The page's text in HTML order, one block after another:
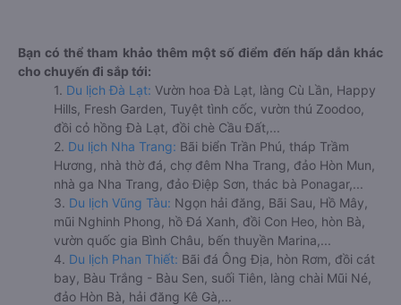
Bạn có thể tham khảo thêm một số điểm đến hấp dẫn khác
cho chuyến đi sắp tới:
1. Du lịch Đà Lạt: Vườn hoa Đà Lạt, làng Cù Lần, Happy
Hills, Fresh Garden, Tuyệt tình cốc, vườn thú Zoodoo,
đồi cỏ hồng Đà Lạt, đồi chè Cầu Đất,...
2. Du lịch Nha Trang: Bãi biển Trần Phú, tháp Trầm
Hương, nhà thờ đá, chợ đêm Nha Trang, đảo Hòn Mun,
nhà ga Nha Trang, đảo Điệp Sơn, thác bà Ponagar,...
3. Du lịch Vũng Tàu: Ngọn hải đăng, Bãi Sau, Hồ Mây,
mũi Nghinh Phong, hồ Đá Xanh, đồi Con Heo, hòn Bà,
vườn quốc gia Bình Châu, bến thuyền Marina,...
4. Du lịch Phan Thiết: Bãi đá Ông Địa, hòn Rơm, đồi cát
bay, Bàu Trắng - Bàu Sen, suối Tiên, làng chài Mũi Né,
đảo Hòn Bà, hải đăng Kê Gà,...